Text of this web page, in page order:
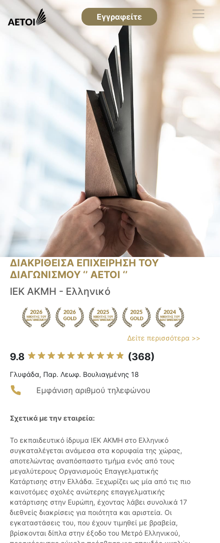
Εγγραφείτε
ΔΙΑΚΡΙΘΕΙΣΑ ΕΠΙΧΕΙΡΗΣΗ ΤΟΥ
ΔΙΑΓΩΝΙΣΜΟΥ ‘’ ΑΕΤΟΙ ‘’
ΙΕΚ ΑΚΜΗ - Ελληνικό
Δείτε περισσότερα >>
9.8 (368)
Γλυφάδα, Παρ. Λεωφ. Βουλιαγμένης 18
Εμφάνιση αριθμού τηλεφώνου
Σχετικά με την εταιρεία:
Το εκπαιδευτικό ίδρυμα ΙΕΚ ΑΚΜΗ στο Ελληνικό
συγκαταλέγεται ανάμεσα στα κορυφαία της χώρας,
αποτελώντας αναπόσπαστο τμήμα ενός από τους
μεγαλύτερους Οργανισμούς Επαγγελματικής
Κατάρτισης στην Ελλάδα. Ξεχωρίζει ως μία από τις πιο
καινοτόμες σχολές ανώτερης επαγγελματικής
κατάρτισης στην Ευρώπη, έχοντας λάβει συνολικά 17
διεθνείς διακρίσεις για ποιότητα και αριστεία. Οι
εγκαταστάσεις του, που έχουν τιμηθεί με βραβεία,
βρίσκονται δίπλα στην έξοδο του Μετρό Ελληνικού,